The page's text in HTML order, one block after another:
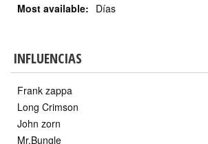
Most available: Días
INFLUENCIAS
Frank zappa
Long Crimson
John zorn
Mr.Bungle